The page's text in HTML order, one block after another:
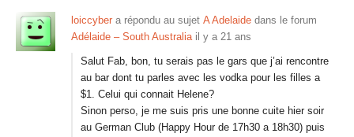
loiccyber a répondu au sujet A Adelaide dans le forum
Adélaide – South Australia il y a 21 ans
Salut Fab, bon, tu serais pas le gars que j’ai rencontre
au bar dont tu parles avec les vodka pour les filles a
$1. Celui qui connait Helene?
Sinon perso, je me suis pris une bonne cuite hier soir
au German Club (Happy Hour de 17h30 a 18h30) puis